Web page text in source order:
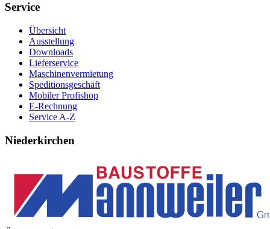
Service
Übersicht
Ausstellung
Downloads
Lieferservice
Maschinenvermietung
Speditionsgeschäft
Mobiler Profishop
E-Rechnung
Service A-Z
Niederkirchen